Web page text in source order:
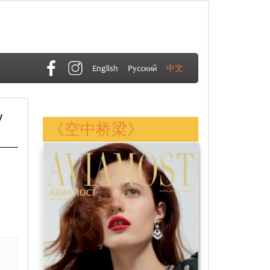
English Русский 中文
《空中桥梁》